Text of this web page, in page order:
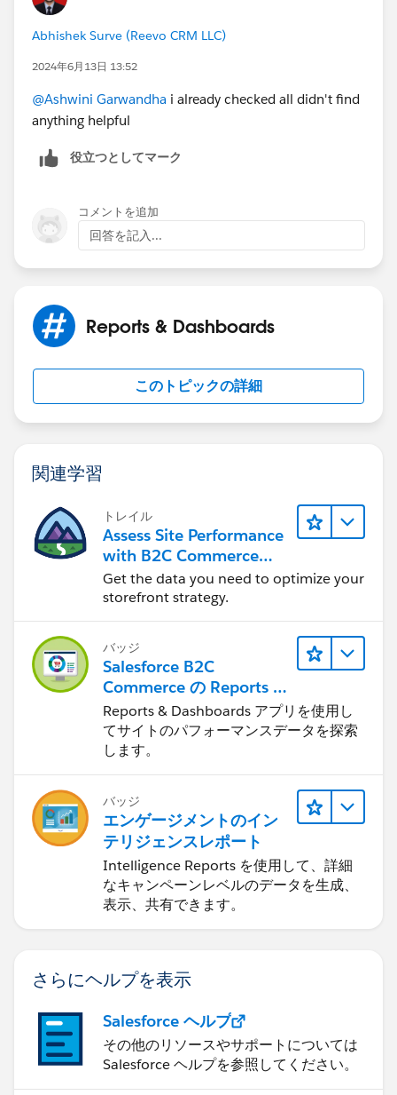
Abhishek Surve (Reevo CRM LLC)
2024年6月13日 13:52
@Ashwini Garwandha i already checked all didn't find
anything helpful
役立つとしてマーク
コメントを追加
回答を記入...
Reports & Dashboards
このトピックの詳細
関連学習
トレイル
Assess Site Performance
with B2C Commerce
Reports & Dashboards
Get the data you need to optimize your
storefront strategy.
バッジ
Salesforce B2C
Commerce の Reports &
Dashboards
Reports & Dashboards アプリを使用し
てサイトのパフォーマンスデータを探索
します。
バッジ
エンゲージメントのイン
テリジェンスレポート
Intelligence Reports を使用して、詳細
なキャンペーンレベルのデータを生成、
表示、共有できます。
さらにヘルプを表示
Salesforce ヘルプ
その他のリソースやサポートについては
Salesforce ヘルプを参照してください。